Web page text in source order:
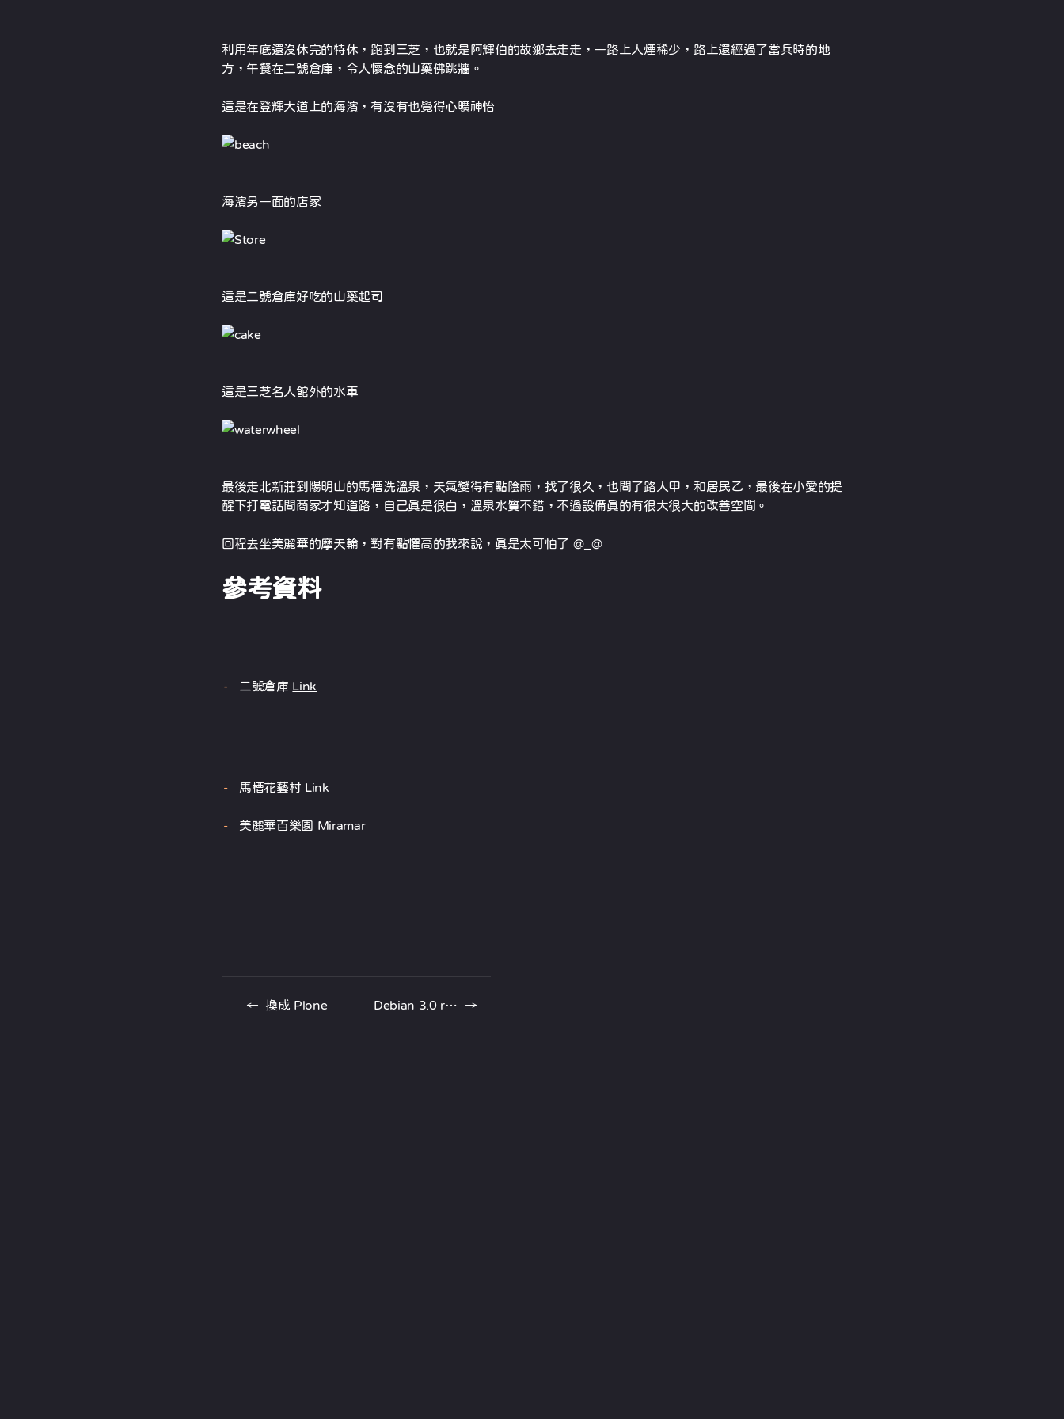
利用年底還沒休完的特休，跑到三芝，也就是阿輝伯的故鄉去走走，一路上人煙稀少，路上還經過了當兵時的地
方，午餐在二號倉庫，令人懷念的山藥佛跳牆。
這是在登輝大道上的海濱，有沒有也覺得心曠神怡
海濱另一面的店家
這是二號倉庫好吃的山藥起司
這是三芝名人館外的水車
最後走北新莊到陽明山的馬槽洗溫泉，天氣變得有點陰雨，找了很久，也問了路人甲，和居民乙，最後在小愛的提
醒下打電話問商家才知道路，自己真是很白，溫泉水質不錯，不過設備真的有很大很大的改善空間。
回程去坐美麗華的摩天輪，對有點懼高的我來說，真是太可怕了 @_@
參考資料
二號倉庫 Link
馬槽花藝村 Link
美麗華百樂園 Miramar
← 換成 Plone Debian 3.0 r3 現身 →